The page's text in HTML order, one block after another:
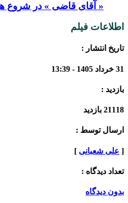
« آقای قاضی » در شروع
اطلاعات فیلم
تاریخ انتشار :
31 خرداد 1405 - 13:39
بازدید :
21118 بازدید
ارسال توسط :
[ علی شعبانی ]
تعداد دیدگاه :
بدون دیدگاه